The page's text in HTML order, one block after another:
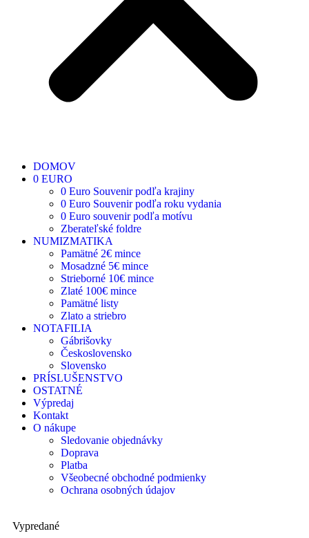
DOMOV
0 EURO
0 Euro Souvenir podľa krajiny
0 Euro Souvenir podľa roku vydania
0 Euro souvenir podľa motívu
Zberateľské foldre
NUMIZMATIKA
Pamätné 2€ mince
Mosadzné 5€ mince
Strieborné 10€ mince
Zlaté 100€ mince
Pamätné listy
Zlato a striebro
NOTAFILIA
Gábrišovky
Československo
Slovensko
PRÍSLUŠENSTVO
OSTATNÉ
Výpredaj
Kontakt
O nákupe
Sledovanie objednávky
Doprava
Platba
Všeobecné obchodné podmienky
Ochrana osobných údajov
Vypredané